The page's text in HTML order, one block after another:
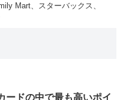
Mart、スターバックス、
ードの中で最も高いポイ